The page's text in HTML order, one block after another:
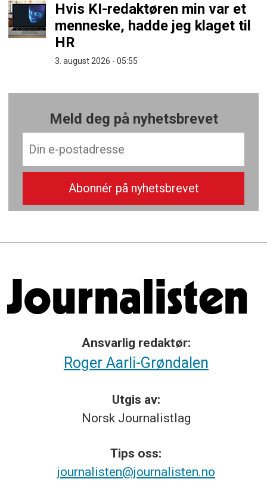
Hvis KI-redaktøren min var et
menneske, hadde jeg klaget til
HR
3. august 2026 - 05:55
Meld deg på nyhetsbrevet
Ansvarlig redaktør:
Roger Aarli-Grøndalen
Utgis av:
Norsk Journalistlag
Tips oss:
journalisten@journalisten.no